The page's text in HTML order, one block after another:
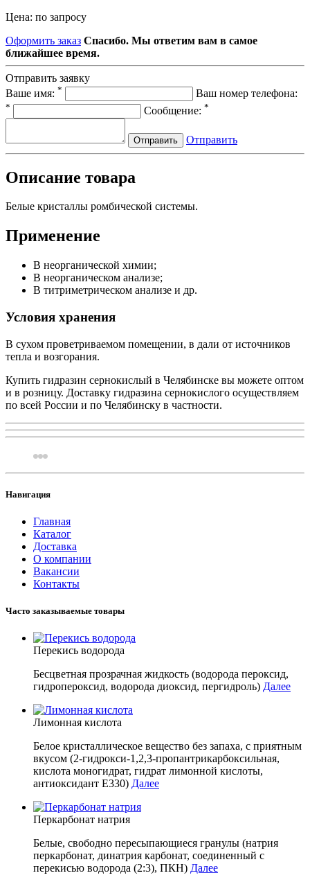
Цена: по запросу
Оформить заказ Спасибо. Мы ответим вам в самое
ближайшее время.
Отправить заявку
Ваше имя: * Ваш номер телефона:
* Сообщение: *
Отправить Отправить
Описание товара
Белые кристаллы ромбической системы.
Применение
В неорганической химии;
В неорганическом анализе;
В титриметрическом анализе и др.
Условия хранения
В сухом проветриваемом помещении, в дали от источников
тепла и возгорания.
Купить гидразин сернокислый в Челябинске вы можете оптом
и в розницу. Доставку гидразина сернокислого осуществляем
по всей России и по Челябинску в частности.
Навигация
Главная
Каталог
Доставка
О компании
Вакансии
Контакты
Часто заказываемые товары
Перекись водорода
Бесцветная прозрачная жидкость (водорода пероксид,
гидропероксид, водорода диоксид, пергидроль) Далее
Лимонная кислота
Белое кристаллическое вещество без запаха, с приятным
вкусом (2-гидрокси-1,2,3-пропантрикарбоксильная,
кислота моногидрат, гидрат лимонной кислоты,
антиоксидант E330) Далее
Перкарбонат натрия
Белые, свободно пересыпающиеся гранулы (натрия
перкарбонат, динатрия карбонат, соединенный с
перекисью водорода (2:3), ПКН) Далее